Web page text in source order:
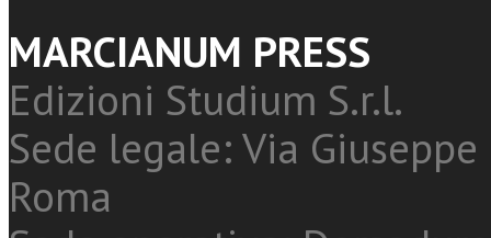
MARCIANUM PRESS
Edizioni Studium S.r.l.
Sede legale: Via
Roma